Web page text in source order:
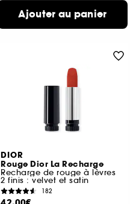
Ajouter au panier
DIOR
Rouge Dior La Recharge
Recharge de rouge à lèvres
2 finis : velvet et satin
182